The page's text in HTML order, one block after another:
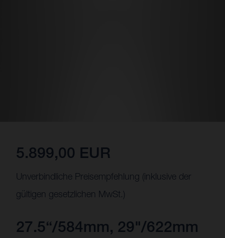
5.899,00 EUR
Unverbindliche Preisempfehlung (inklusive der
gültigen gesetzlichen MwSt.)
27.5“/584mm, 29"/622mm